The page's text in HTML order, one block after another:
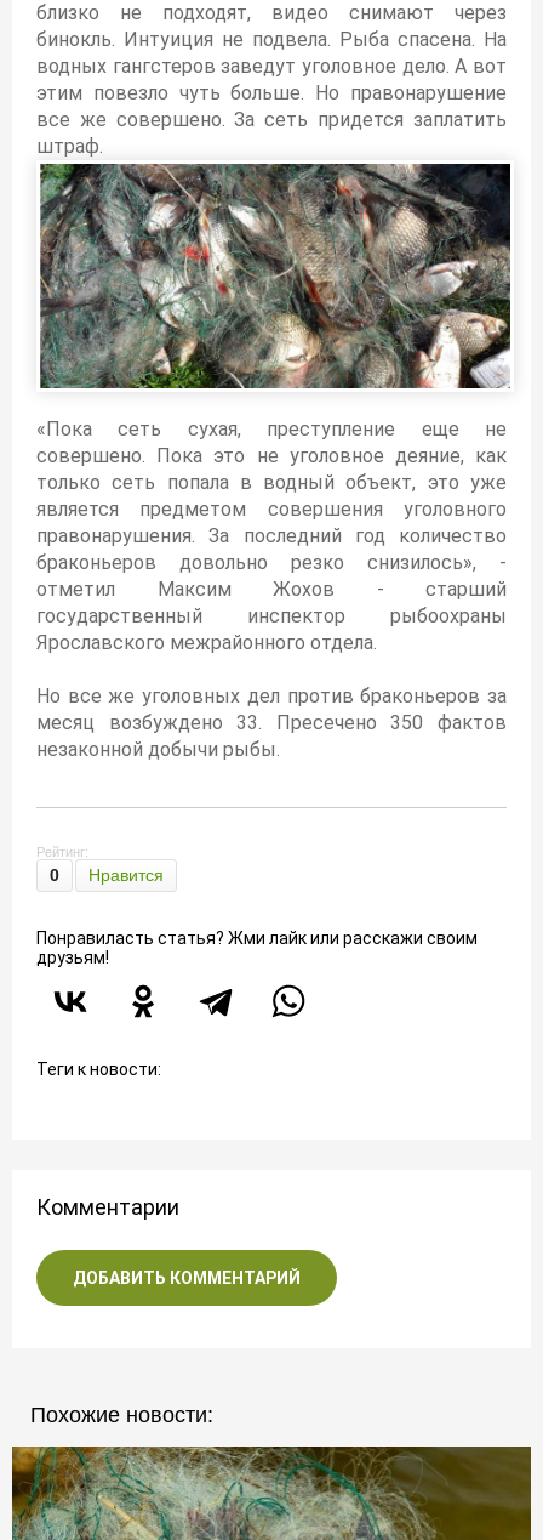
близко не подходят, видео снимают через
бинокль. Интуиция не подвела. Рыба спасена. На
водных гангстеров заведут уголовное дело. А вот
этим повезло чуть больше. Но правонарушение
все же совершено. За сеть придется заплатить
штраф.
«Пока сеть сухая, преступление еще не
совершено. Пока это не уголовное деяние, как
только сеть попала в водный объект, это уже
является предметом совершения уголовного
правонарушения. За последний год количество
браконьеров довольно резко снизилось», -
отметил Максим Жохов - старший
государственный инспектор рыбоохраны
Ярославского межрайонного отдела.
Но все же уголовных дел против браконьеров за
месяц возбуждено 33. Пресечено 350 фактов
незаконной добычи рыбы.
Рейтинг:
0 Нравится
Понравиласть статья? Жми лайк или расскажи своим
друзьям!
Теги к новости:
Комментарии
ДОБАВИТЬ КОММЕНТАРИЙ
Похожие новости: